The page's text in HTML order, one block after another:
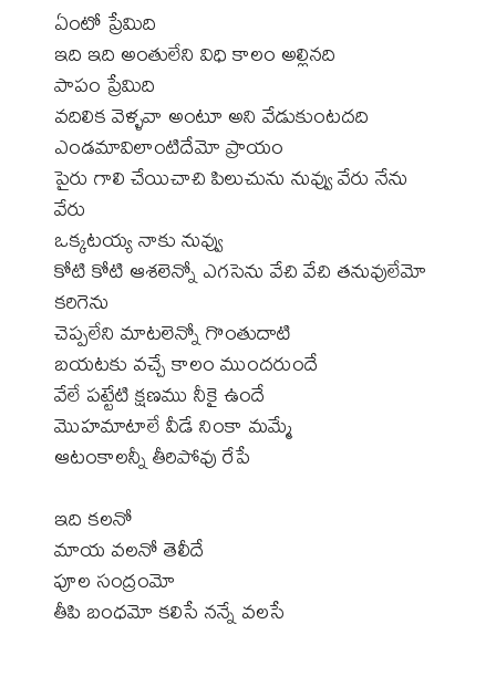
ఏంటో ప్రేమిది
ఇది ఇది అంతులేని విధి కాలం అల్లినది
పాపం ప్రేమిది
వదిలిక వెళ్ళవా అంటూ అని వేడుకుంటదది
ఎండమావిలాంటిదేమో ప్రాయం
పైరు గాలి చేయిచాచి పిలుచును నువ్వు వేరు నేను
వేరు
ఒక్కటయ్య నాకు నువ్వు
కోటి కోటి ఆశలెన్నో ఎగసెను వేచి వేచి తనువులేమో
కరిగెను
చెప్పలేని మాటలెన్నో గొంతుదాటి
బయటకు వచ్చే కాలం ముందరుందే
వేలే పట్టేటి క్షణము నీకై ఉందే
మొహమాటాలే వీడే నింకా మమ్మే
ఆటంకాలన్నీ తీరిపోవు రేపే
ఇది కలనో
మాయ వలనో తెలీదే
పూల సంద్రంమో
తీపి బంధమో కలిసే నన్నే వలసే